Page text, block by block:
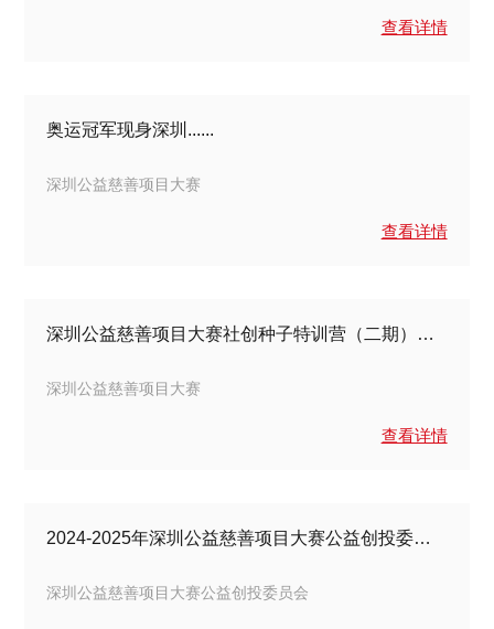
查看详情
奥运冠军现身深圳......
深圳公益慈善项目大赛
查看详情
深圳公益慈善项目大赛社创种子特训营（二期）营员见面会圆满结束
深圳公益慈善项目大赛
查看详情
2024-2025年深圳公益慈善项目大赛公益创投委员会会议顺利举办
深圳公益慈善项目大赛公益创投委员会